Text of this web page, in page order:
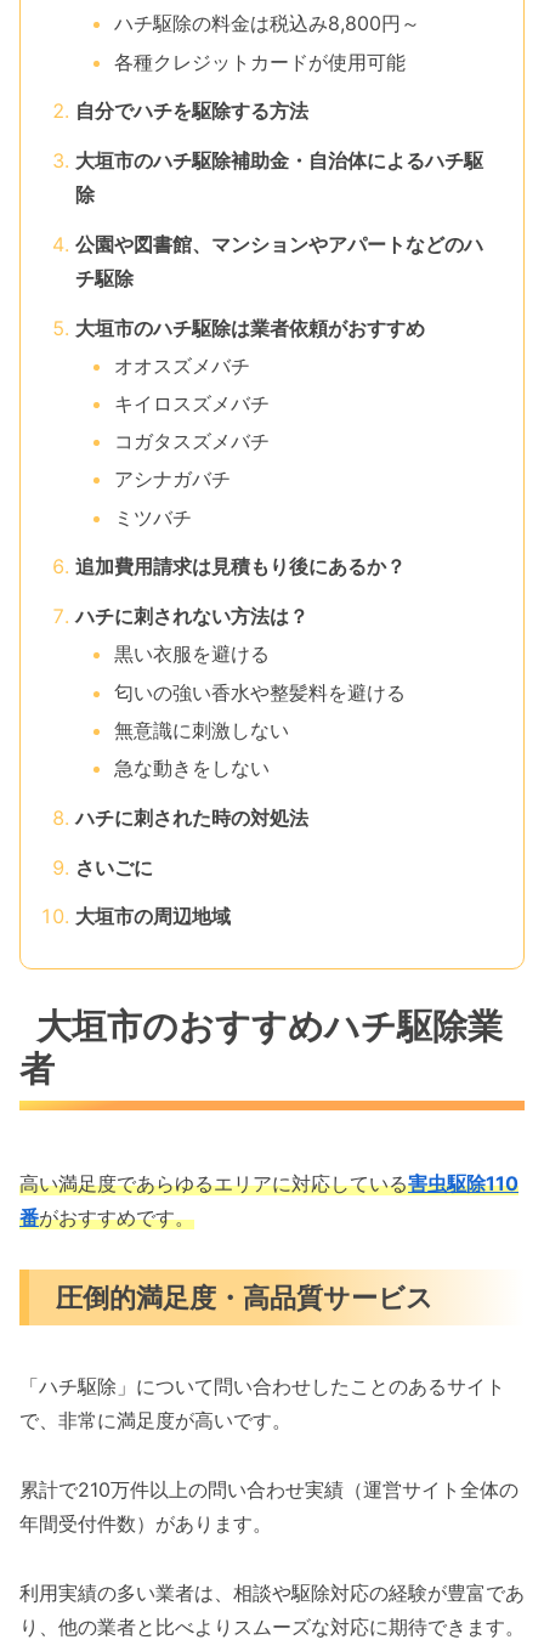
ハチ駆除の料金は税込み8,800円～
各種クレジットカードが使用可能
自分でハチを駆除する方法
大垣市のハチ駆除補助金・自治体によるハチ駆
除
公園や図書館、マンションやアパートなどのハ
チ駆除
大垣市のハチ駆除は業者依頼がおすすめ
オオスズメバチ
キイロスズメバチ
コガタスズメバチ
アシナガバチ
ミツバチ
追加費用請求は見積もり後にあるか？
ハチに刺されない方法は？
黒い衣服を避ける
匂いの強い香水や整髪料を避ける
無意識に刺激しない
急な動きをしない
ハチに刺された時の対処法
さいごに
大垣市の周辺地域
大垣市のおすすめハチ駆除業
者
高い満足度であらゆるエリアに対応している害虫駆除110
番がおすすめです。
圧倒的満足度・高品質サービス
「ハチ駆除」について問い合わせしたことのあるサイト
で、非常に満足度が高いです。
累計で210万件以上の問い合わせ実績（運営サイト全体の
年間受付件数）があります。
利用実績の多い業者は、相談や駆除対応の経験が豊富であ
り、他の業者と比べよりスムーズな対応に期待できます。